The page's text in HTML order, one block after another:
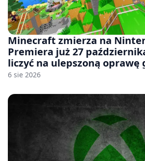
Minecraft zmierza na
Premiera już 27
liczyć na ulepszoną oprawę
6 sie 2026